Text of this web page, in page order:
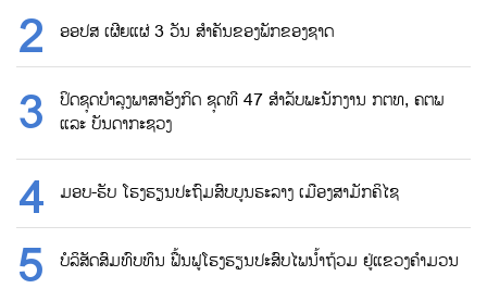
ອອປສ ເຜີຍແຜ່ 3 ວັນ ສຳຄັນຂອງພັກຂອງຊາດ
ປິດຊຸດບຳລຸງພາສາອັງກິດ ຊຸດທີ 47 ສຳລັບພະນັກງານ ກຕທ, ຄຕພ
ແລະ ບັນດາກະຊວງ
ມອບ-ຮັບ ໂຮງຮຽນປະຖົມສົບບູນຮະລາງ ເມືອງສາມັກຄິໄຊ
ບໍລິສັດສົມທົບທຶນ ຟື້ນຟູໂຮງຮຽນປະສົບໄພນ້ຳຖ້ວມ ຢູ່ແຂວງຄຳມວນ